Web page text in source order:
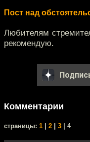
Пост над
Любителям
рекомендую.
Комментарии
cтраницы: 1 2 3 | 4